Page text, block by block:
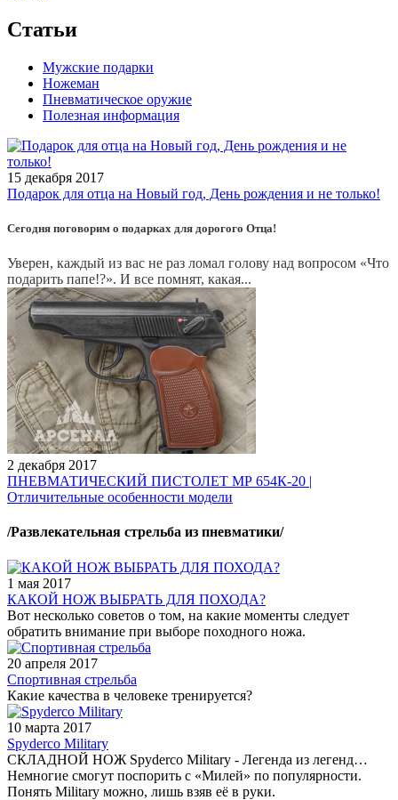
Статьи
Мужские подарки
Ножеман
Пневматическое оружие
Полезная информация
15 декабря 2017
Подарок для отца на Новый год, День рождения и не только!
Сегодня поговорим о подарках для дорогого Отца!
Уверен, каждый из вас не раз ломал голову над вопросом «Что
подарить папе!?». И все помнят, какая...
2 декабря 2017
ПНЕВМАТИЧЕСКИЙ ПИСТОЛЕТ МР 654К-20 |
Отличительные особенности модели
/Развлекательная стрельба из пневматики/
1 мая 2017
КАКОЙ НОЖ ВЫБРАТЬ ДЛЯ ПОХОДА?
Вот несколько советов о том, на какие моменты следует
обратить внимание при выборе походного ножа.
20 апреля 2017
Спортивная стрельба
Какие качества в человеке тренируется?
10 марта 2017
Spyderco Military
СКЛАДНОЙ НОЖ Spyderco Military - Легенда из легенд…
Немногие смогут поспорить с «Милей» по популярности.
Понять Military можно, лишь взяв её в руки.